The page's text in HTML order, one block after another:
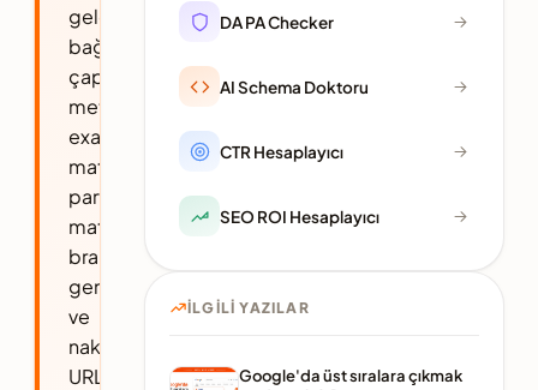
gelen
bağlantılardaki
çapa
metinlerinin
exact
match,
partial
match,
branded,
generic
ve
naked
URL
DA PA Checker
AI Schema Doktoru
CTR Hesaplayıcı
SEO ROI Hesaplayıcı
İLGILI YAZILAR
Google'da üst sıralara çıkmak